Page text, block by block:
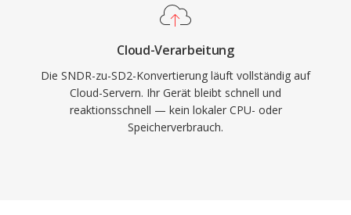
Cloud-Verarbeitung
Die SNDR-zu-SD2-Konvertierung läuft vollständig auf
Cloud-Servern. Ihr Gerät bleibt schnell und
reaktionsschnell — kein lokaler CPU- oder
Speicherverbrauch.